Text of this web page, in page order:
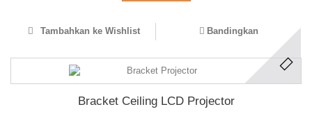
Tambahkan ke Wishlist Bandingkan
Bracket Ceiling LCD Projector